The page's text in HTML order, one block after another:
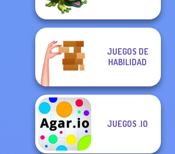
JUEGOS DE
HABILIDAD
JUEGOS .IO